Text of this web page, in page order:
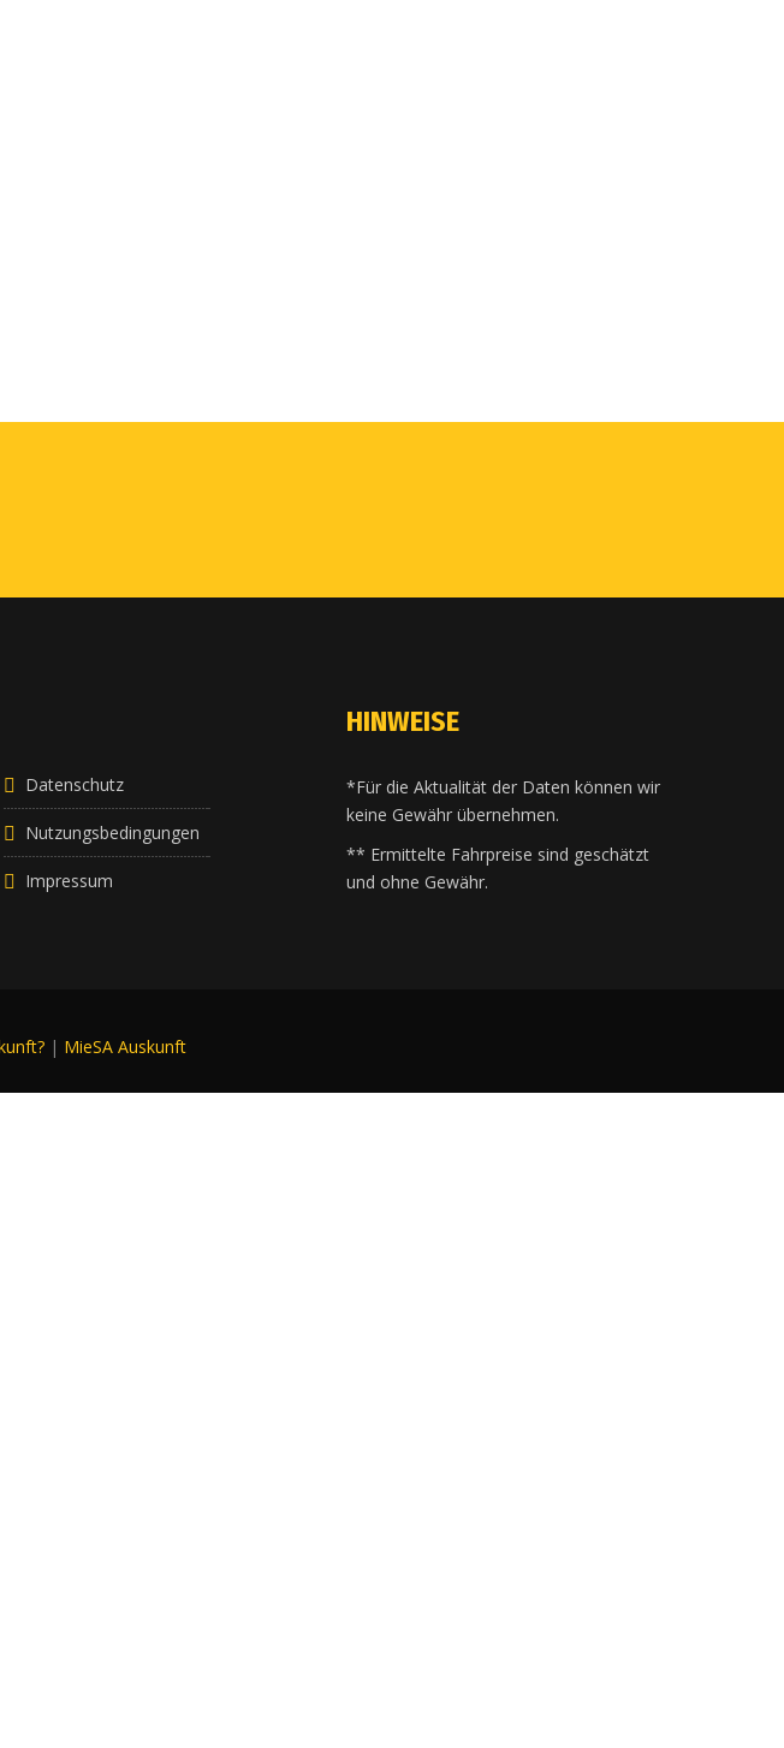
Datenschutz
Nutzungsbedingungen
Impressum
HINWEISE
*Für die Aktualität der Daten können wir
keine Gewähr übernehmen.
** Ermittelte Fahrpreise sind geschätzt
und ohne Gewähr.
| MieSA Auskunft